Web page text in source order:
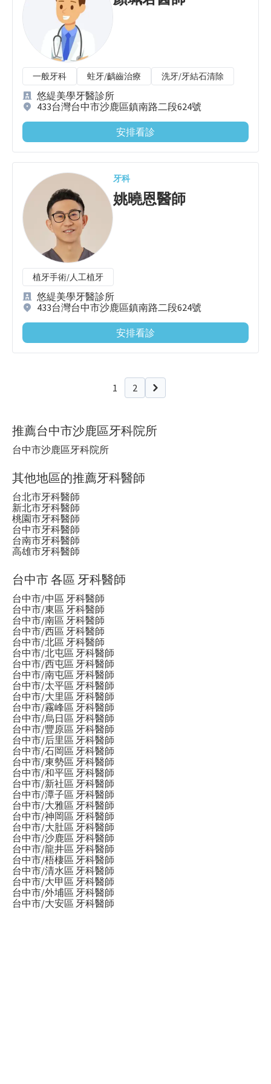
一般牙科 蛀牙/齲齒治療 洗牙/牙結石清除
悠緹美學牙醫診所
433台灣台中市沙鹿區鎮南路二段624號
安排看診
牙科
姚曉恩醫師
植牙手術/人工植牙
悠緹美學牙醫診所
433台灣台中市沙鹿區鎮南路二段624號
安排看診
1 2 下一頁
推薦台中市沙鹿區牙科院所
台中市沙鹿區牙科院所
其他地區的推薦牙科醫師
台北市牙科醫師
新北市牙科醫師
桃園市牙科醫師
台中市牙科醫師
台南市牙科醫師
高雄市牙科醫師
台中市 各區 牙科醫師
台中市/中區 牙科醫師
台中市/東區 牙科醫師
台中市/南區 牙科醫師
台中市/西區 牙科醫師
台中市/北區 牙科醫師
台中市/北屯區 牙科醫師
台中市/西屯區 牙科醫師
台中市/南屯區 牙科醫師
台中市/太平區 牙科醫師
台中市/大里區 牙科醫師
台中市/霧峰區 牙科醫師
台中市/烏日區 牙科醫師
台中市/豐原區 牙科醫師
台中市/后里區 牙科醫師
台中市/石岡區 牙科醫師
台中市/東勢區 牙科醫師
台中市/和平區 牙科醫師
台中市/新社區 牙科醫師
台中市/潭子區 牙科醫師
台中市/大雅區 牙科醫師
台中市/神岡區 牙科醫師
台中市/大肚區 牙科醫師
台中市/沙鹿區 牙科醫師
台中市/龍井區 牙科醫師
台中市/梧棲區 牙科醫師
台中市/清水區 牙科醫師
台中市/大甲區 牙科醫師
台中市/外埔區 牙科醫師
台中市/大安區 牙科醫師